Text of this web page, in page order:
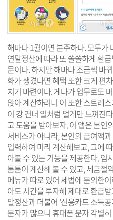
해마다 1월이면 분주하다. 모두가
연말정산에 따라 또 쏠쏠하게 환
문이다. 하지만 해마다 조금씩 바
화가 생겼다면 혜택 또한 크게 편
치기 마련이다. 게다가 업무로도
앉아 계산하려니 이 또한 스트레
이 강 건너 일처럼 멀게만 느껴진
고 도움을 받아보자. 이 앱은 본인
서비스가 아니라, 본인의 급여액
입력하여 미리 계산해보고, 그에
아볼 수 있는 기능을 제공한다. 임
틈틈이 계산해 볼 수 있고, 세금절
메뉴가 따로 있어 세법에 문외한
아도 시간을 투자해 제대로 환급
말정산과 더불어 '신용카드 소득
문자가 많으니 휴대폰 문자 각별